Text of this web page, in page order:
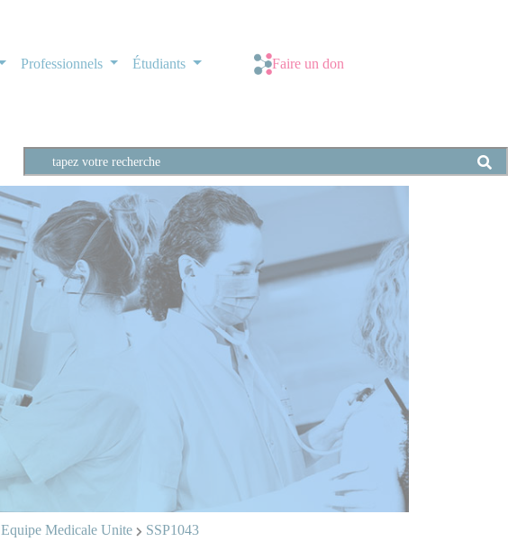
Professionnels Étudiants Faire un don
Equipe Medicale Unite SSP1043